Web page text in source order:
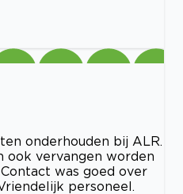
onderhouden bij ALR.
ook vervangen worden
was goed over
personeel.